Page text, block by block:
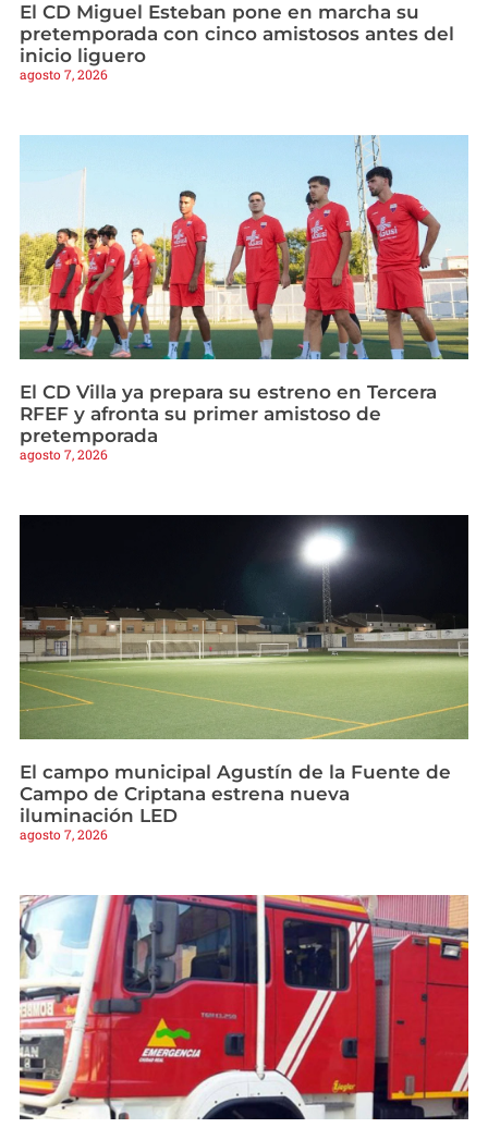
El CD Miguel Esteban pone en marcha su
pretemporada con cinco amistosos antes del
inicio liguero
agosto 7, 2026
El CD Villa ya prepara su estreno en Tercera
RFEF y afronta su primer amistoso de
pretemporada
agosto 7, 2026
El campo municipal Agustín de la Fuente de
Campo de Criptana estrena nueva
iluminación LED
agosto 7, 2026